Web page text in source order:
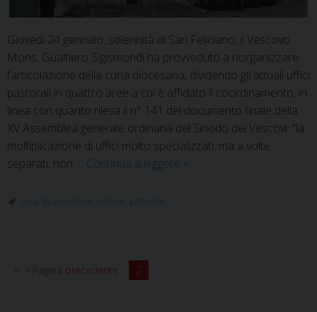
Giovedì 24 gennaio, solennità di San Feliciano, il Vescovo
Mons. Gualtiero Sigismondi ha provveduto a riorganizzare
l’articolazione della curia diocesana, dividendo gli attuali uffici
pastorali in quattro aree a cui è affidato il coordinamento, in
linea con quanto rileva il n° 141 del documento finale della
XV Assemblea generale ordinaria del Sinodo dei Vescovi: “la
moltiplicazione di uffici molto specializzati, ma a volte
separati, non … Continua a leggere Riforma
»
curia Ecumenismo nomine pastorale
« Pagina precedente 2